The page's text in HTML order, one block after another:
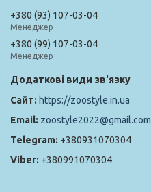
+380 (93) 107-03-04
Менеджер
+380 (99) 107-03-04
Менеджер
https://zoostyle.in.ua
zoostyle2022@gmail.com
+380931070304
+380991070304